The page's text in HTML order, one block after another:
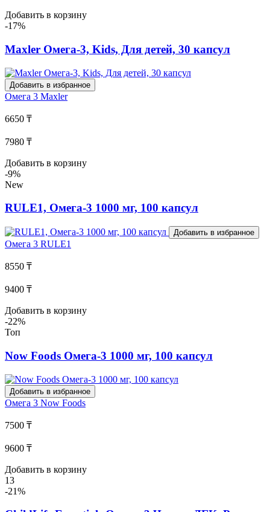
Добавить в корзину
-17%
Maxler Омега-3, Kids, Для детей, 30 капсул
Добавить в избранное
Омега 3 Maxler
6650 ₸
7980 ₸
Добавить в корзину
-9%
New
RULE1, Омега-3 1000 мг, 100 капсул
Добавить в избранное
Омега 3 RULE1
8550 ₸
9400 ₸
Добавить в корзину
-22%
Топ
Now Foods Омега-3 1000 мг, 100 капсул
Добавить в избранное
Омега 3 Now Foods
7500 ₸
9600 ₸
Добавить в корзину
13
-21%